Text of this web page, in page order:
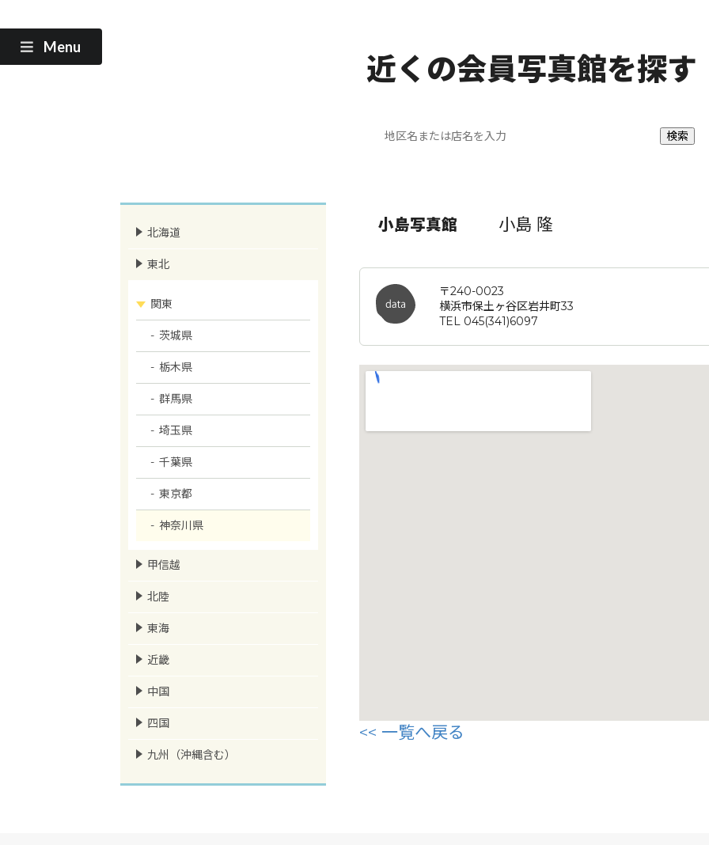
Menu
近くの会員写真館を探す
小島写真館 小島 隆
〒240-0023
横浜市保土ヶ谷区岩井町33
TEL 045(341)6097
一覧へ戻る
北海道
東北
関東
茨城県
栃木県
群馬県
埼玉県
千葉県
東京都
神奈川県
甲信越
北陸
東海
近畿
中国
四国
九州（沖縄含む）